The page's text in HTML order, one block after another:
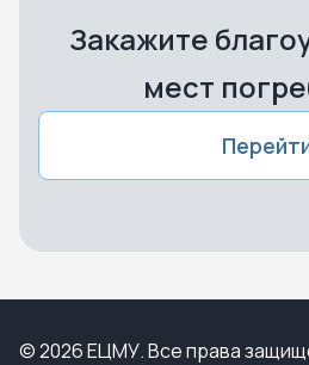
Закажите
мест
© 2026 ЕЦМУ. Все права